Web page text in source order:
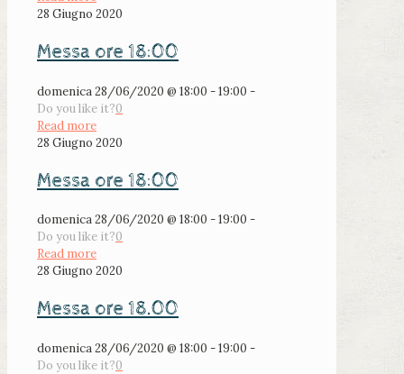
28 Giugno 2020
Messa ore 18:00
domenica 28/06/2020 @ 18:00 - 19:00 -
Do you like it?0
Read more
28 Giugno 2020
Messa ore 18:00
domenica 28/06/2020 @ 18:00 - 19:00 -
Do you like it?0
Read more
28 Giugno 2020
Messa ore 18.00
domenica 28/06/2020 @ 18:00 - 19:00 -
Do you like it?0